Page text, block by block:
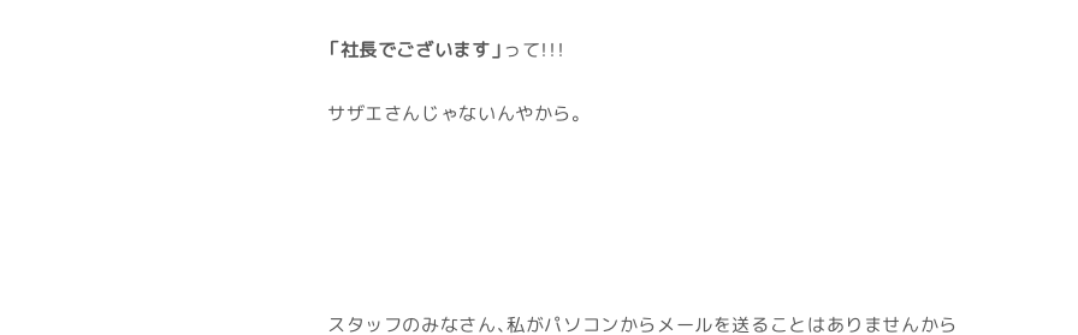
「社長でございます」 って！！！
サザエさんじゃないんやから。
スタッフのみなさん、私がパソコンからメールを送ることはありませんから